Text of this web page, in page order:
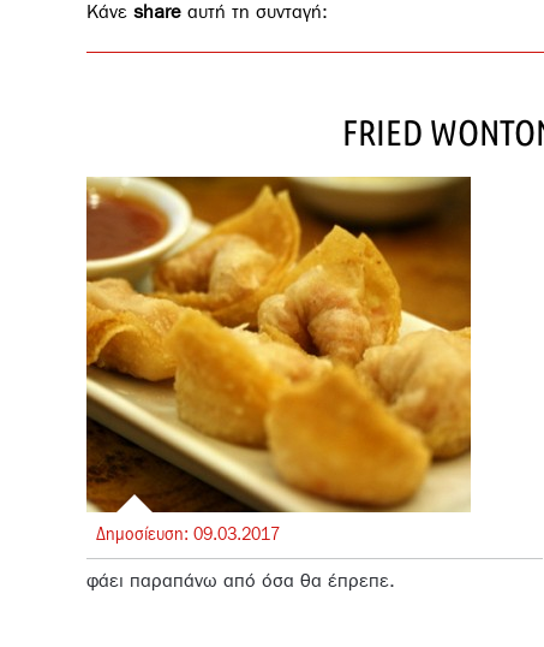
Κάνε share αυτή τη συνταγή:
FRIED
Δημοσίευση: 09.03.2017
φάει παραπάνω από όσα θα έπρεπε.